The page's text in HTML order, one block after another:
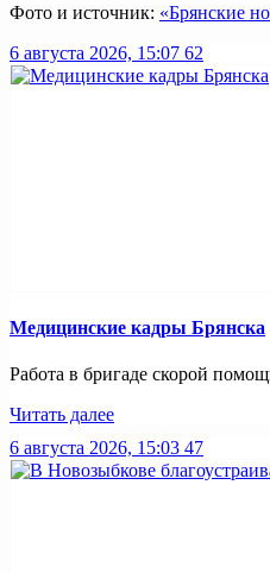
Фото и источник: «Брянские
6 августа 2026, 15:07 62
Медицинские кадры Брянска
Работа в бригаде скорой
Читать далее
6 августа 2026, 15:03 47